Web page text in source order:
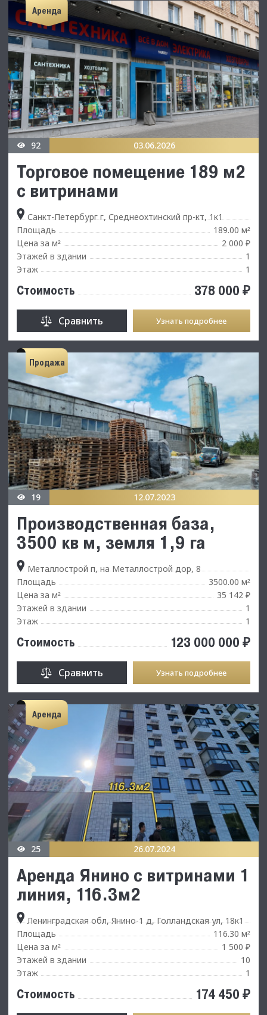
Аренда
92 03.06.2026
Торговое помeщение 189 м2
с витринами
Санкт-Петербург г, Среднеохтинский пр-кт, 1к1
Площадь
189.00 м²
Цена за м²
2 000 ₽
Этажей в здании
1
Этаж
1
Стоимость 378 000 ₽
Сравнить Узнать подробнее
Продажа
19 12.07.2023
Производственная база,
3500 кв м, земля 1,9 га
Металлострой п, на Металлострой дор, 8
Площадь
3500.00 м²
Цена за м²
35 142 ₽
Этажей в здании
1
Этаж
1
Стоимость 123 000 000 ₽
Сравнить Узнать подробнее
Аренда
25 26.07.2024
Аренда Янино с витринами 1
линия, 116.3м2
Ленинградская обл, Янино-1 д, Голландская ул, 18к1
Площадь
116.30 м²
Цена за м²
1 500 ₽
Этажей в здании
10
Этаж
1
Стоимость 174 450 ₽